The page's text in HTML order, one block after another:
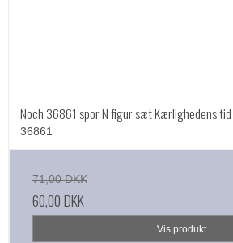
Noch 36861 spor N figur sæt Kærlighedens tid
36861
71,00 DKK
60,00 DKK
Vis produkt